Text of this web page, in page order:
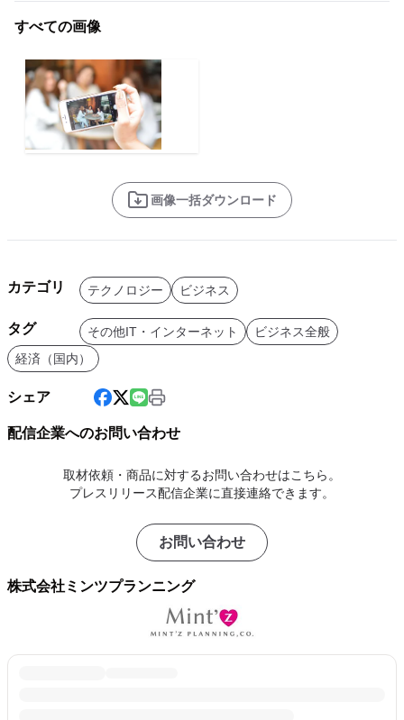
すべての画像
画像一括ダウンロード
カテゴリ テクノロジー ビジネス
タグ その他IT・インターネット
ビジネス全般
経済（国内）
シェア
配信企業へのお問い合わせ
取材依頼・商品に対するお問い合わせはこちら。
プレスリリース配信企業に直接連絡できます。
お問い合わせ
株式会社ミンツプランニング